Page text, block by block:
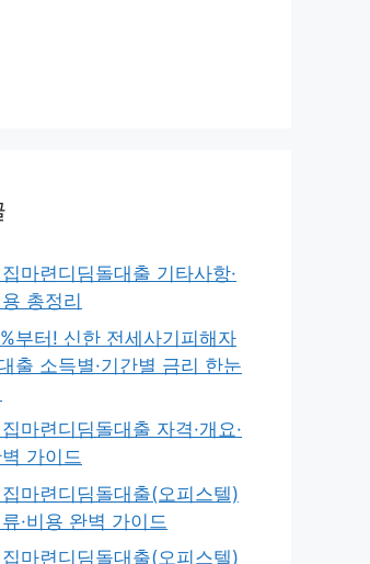
마련디딤돌대출 기타사항·
총정리
부터! 신한 전세사기피해자
출 소득별·기간별 금리 한눈
마련디딤돌대출 자격·개요·
가이드
마련디딤돌대출(오피스텔)
·비용 완벽 가이드
마련디딤돌대출(오피스텔)